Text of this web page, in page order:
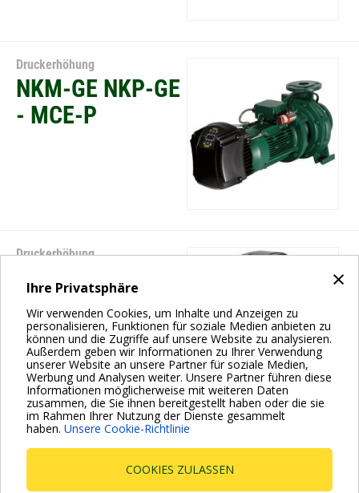
×
Ihre Privatsphäre
Wir verwenden Cookies, um Inhalte und Anzeigen zu
personalisieren, Funktionen für soziale Medien anbieten zu
können und die Zugriffe auf unsere Website zu analysieren.
Außerdem geben wir Informationen zu Ihrer Verwendung
unserer Website an unsere Partner für soziale Medien,
Werbung und Analysen weiter. Unsere Partner führen diese
Informationen möglicherweise mit weiteren Daten
zusammen, die Sie ihnen bereitgestellt haben oder die sie
im Rahmen Ihrer Nutzung der Dienste gesammelt
haben. Unsere Cookie-Richtlinie
COOKIES ZULASSEN
Druckerhöhung
NKM-GE NKP-GE
- MCE-P
Druckerhöhung
KVE 3-6-10
Seitennummerierung
Aktuelle
Seite
1 Page
2
Nächste
Seite
››